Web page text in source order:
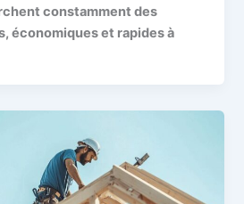
constamment des
économiques et rapides à